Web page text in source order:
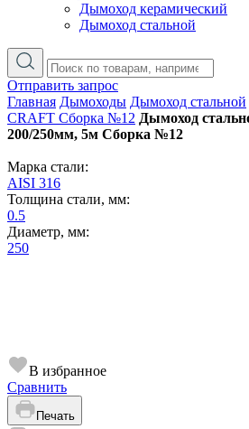
Дымоход керамический
Дымоход стальной
Отправить запрос
Главная Дымоходы Дымоход стальной
CRAFT Сборка №12 Дымоход
200/250мм, 5м Сборка №12
Марка стали:
AISI 316
Толщина стали, мм:
0.5
Диаметр, мм:
250
В избранное
Сравнить
Печать